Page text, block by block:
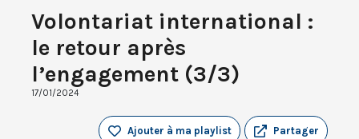
Volontariat international :
le retour après
l’engagement (3/3)
17/01/2024
Partager
Ajouter à ma playlist